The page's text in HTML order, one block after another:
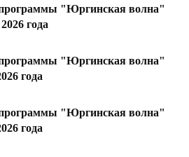
"Юргинская волна"
года
"Юргинская волна"
года
"Юргинская волна"
года